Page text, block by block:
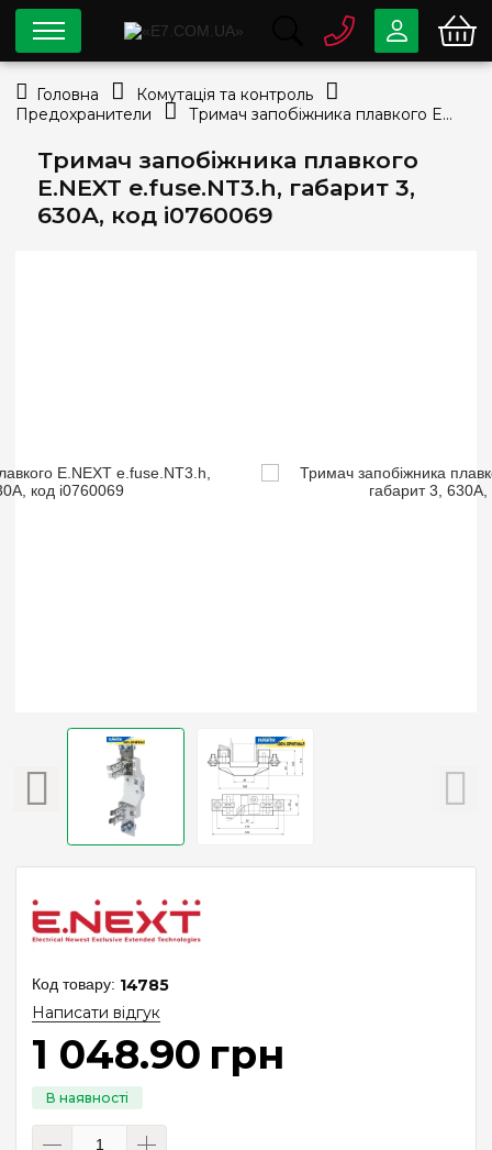
Тримач запобіжника плавкого
E.NEXT e.fuse.NT3.h, габарит 3,
630А, код i0760069
14785
Написати відгук
1 048.90 грн
0 80033-63-07
info@e7.com.ua
044334-79-78
Viber Telegram
Головна
Комутація та контроль
Предохранители
Тримач запобіжника плавкого E.NEXT e.fuse.NT3.h, габарит 3, 630А, код i0760069